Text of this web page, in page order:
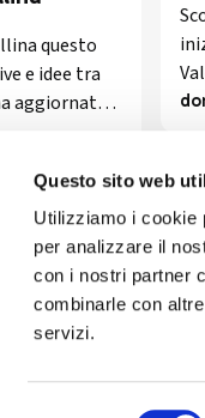
Questo sito web
Utilizziamo i cookie
per analizzare il
con i nostri partner
combinarle con
servizi.
questo
e idee tra
aggiornate